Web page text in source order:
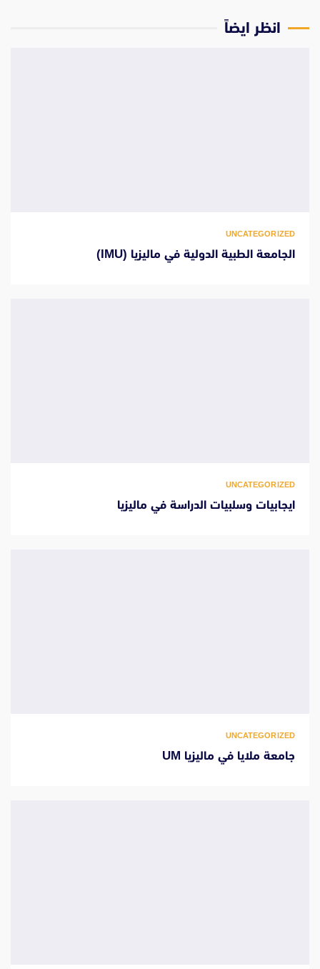
انظر ايضاً
UNCATEGORIZED
الجامعة الطبية الدولية في ماليزيا (IMU)
UNCATEGORIZED
ايجابيات وسلبيات الدراسة في ماليزيا
UNCATEGORIZED
جامعة ملايا في ماليزيا UM